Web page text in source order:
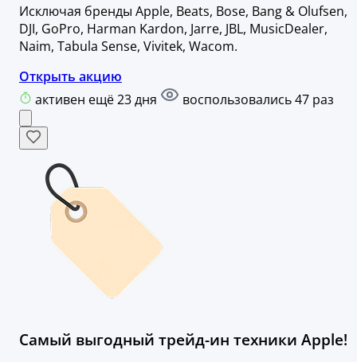
Исключая бренды Apple, Beats, Bose, Bang & Olufsen,
DJI, GoPro, Harman Kardon, Jarre, JBL, MusicDealer,
Naim, Tabula Sense, Vivitek, Wacom.
Открыть акцию
активен ещё 23 дня
воспользовались 47 раз
Самый выгодный трейд-ин техники Apple!